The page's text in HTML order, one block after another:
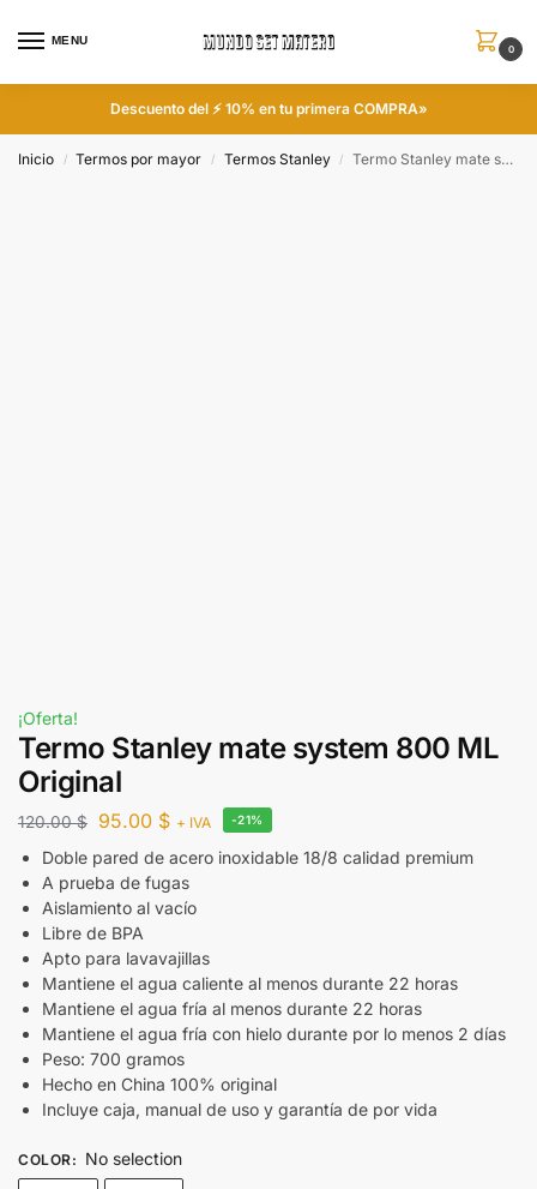
MENU
0
Descuento del ⚡ 10% en tu primera COMPRA»
Inicio / Termos por mayor / Termos Stanley / Termo Stanley mate system 800 ML Original
¡Oferta!
Termo Stanley mate system 800 ML
Original
120.00$ 95.00 $ + IVA -21%
Doble pared de acero inoxidable 18/8 calidad premium
A prueba de fugas
Aislamiento al vacío
Libre de BPA
Apto para lavavajillas
Mantiene el agua caliente al menos durante 22 horas
Mantiene el agua fría al menos durante 22 horas
Mantiene el agua fría con hielo durante por lo menos 2 días
Peso: 700 gramos
Hecho en China 100% original
Incluye caja, manual de uso y garantía de por vida
COLOR: No selection